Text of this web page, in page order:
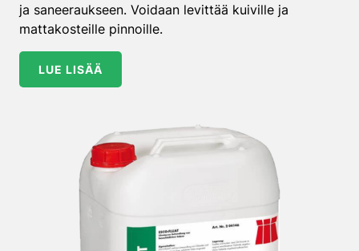
ja saneeraukseen. Voidaan levittää kuiville ja
mattakosteille pinnoille.
LUE LISÄÄ